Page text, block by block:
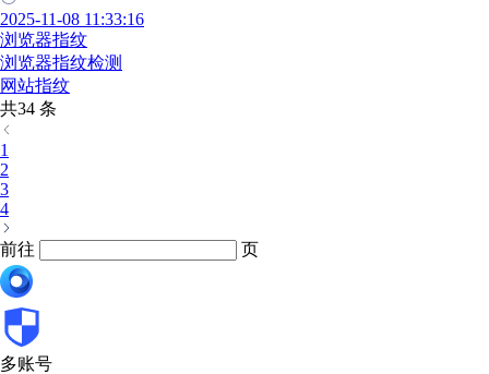
2025-11-08 11:33:16
浏览器指纹
浏览器指纹检测
网站指纹
共34 条
1
2
3
4
前往 页
多账号